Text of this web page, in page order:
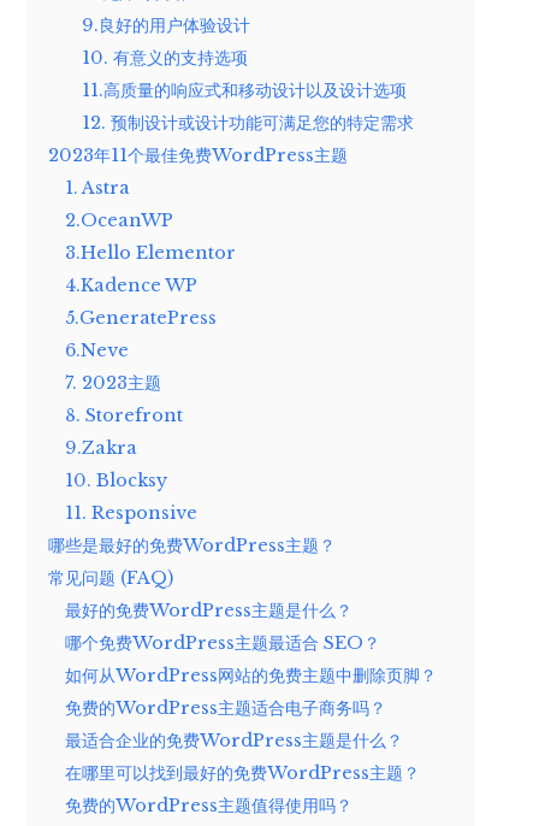
9.良好的用户体验设计
10. 有意义的支持选项
11.高质量的响应式和移动设计以及设计选项
12. 预制设计或设计功能可满足您的特定需求
2023年11个最佳免费WordPress主题
1. Astra
2.OceanWP
3.Hello Elementor
4.Kadence WP
5.GeneratePress
6.Neve
7. 2023主题
8. Storefront
9.Zakra
10. Blocksy
11. Responsive
哪些是最好的免费WordPress主题？
常见问题 (FAQ)
最好的免费WordPress主题是什么？
哪个免费WordPress主题最适合 SEO？
如何从WordPress网站的免费主题中删除页脚？
免费的WordPress主题适合电子商务吗？
最适合企业的免费WordPress主题是什么？
在哪里可以找到最好的免费WordPress主题？
免费的WordPress主题值得使用吗？